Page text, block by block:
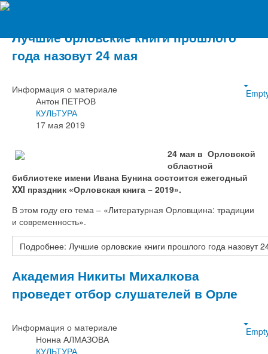
Лучшие орловские книги прошлого
года назовут 24 мая
Информация о материале
Антон ПЕТРОВ
КУЛЬТУРА
17 мая 2019
24 мая в Орловской
областной
библиотеке имени Ивана Бунина состоится ежегодный
XXI праздник «Орловская книга − 2019».
В этом году его тема – «Литературная Орловщина: традиции
и современность».
Подробнее: Лучшие орловские книги прошлого года назовут
Академия Никиты Михалкова
проведет отбор слушателей в Орле
Информация о материале
Нонна АЛМАЗОВА
КУЛЬТУРА